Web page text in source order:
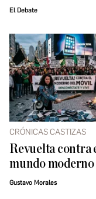
El Debate
CRÓNICAS CASTIZAS
Revuelta contra
mundo moderno
Gustavo Morales